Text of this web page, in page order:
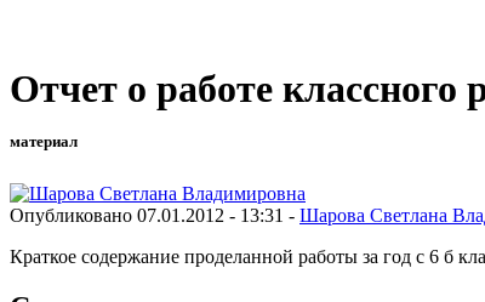
Отчет о работе классного
материал
Опубликовано 07.01.2012 - 13:31 - Шарова Светлана
Краткое содержание проделанной работы за год с 6 б